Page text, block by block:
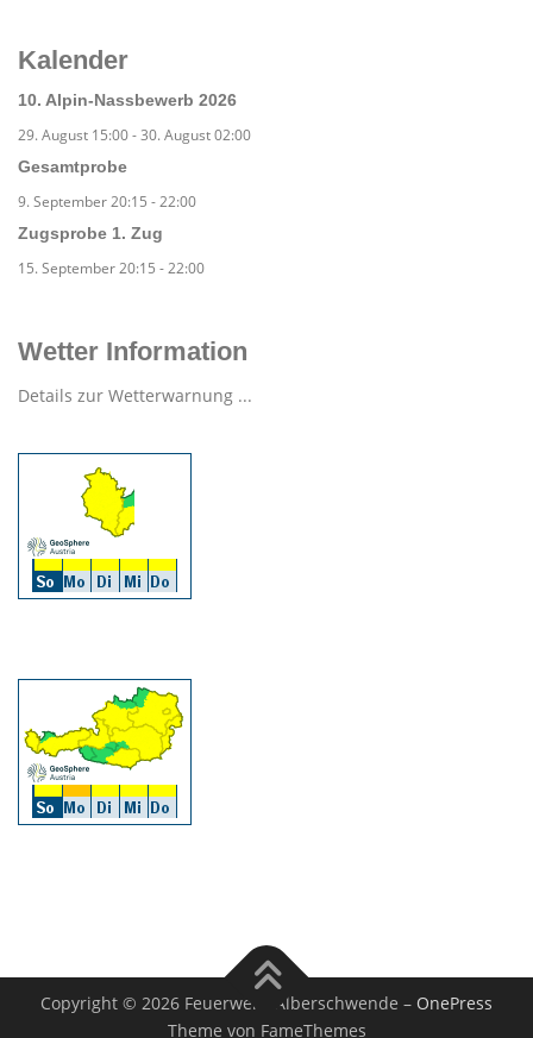
Kalender
10. Alpin-Nassbewerb 2026
29. August 15:00-30. August 02:00
Gesamtprobe
9. September 20:15 -22:00
Zugsprobe 1. Zug
15. September 20:15 -22:00
Wetter Information
Details zur Wetterwarnung ...
Copyright © 2026 Feuerwehr Alberschwende – OnePress
Theme von FameThemes